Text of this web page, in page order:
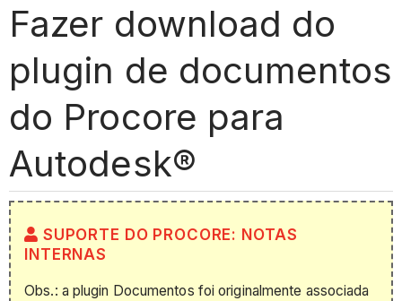
Fazer download do
plugin de documentos
do Procore para
Autodesk®
SUPORTE DO PROCORE: NOTAS
INTERNAS
Obs.: a plugin Documentos foi originalmente associada